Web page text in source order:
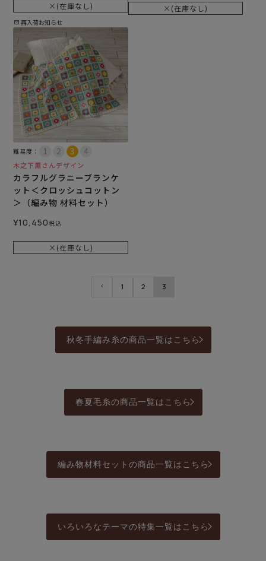
×(在庫なし)
再入荷お知らせ
×(在庫なし)
難易度：
木之下薫さんデザイン
カラフルグラニーブランケ
ット＜クロッシュコットン
＞（編み物 材料セット）
¥10,450税込
×(在庫なし)
1 2 3
秋冬手編み糸の商品一覧はこちら
春夏毛糸の商品一覧はこちら
編み物材料セットの商品一覧はこちら
いろいろなテーマの特集一覧はこちら